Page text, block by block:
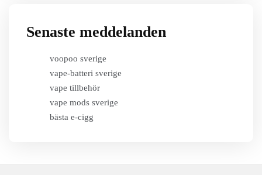
Senaste meddelanden
voopoo sverige
vape-batteri sverige
vape tillbehör
vape mods sverige
bästa e-cigg